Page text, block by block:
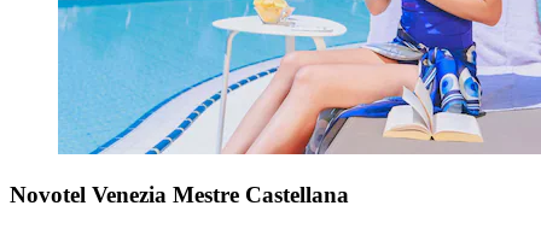
Novotel Venezia Mestre Castellana